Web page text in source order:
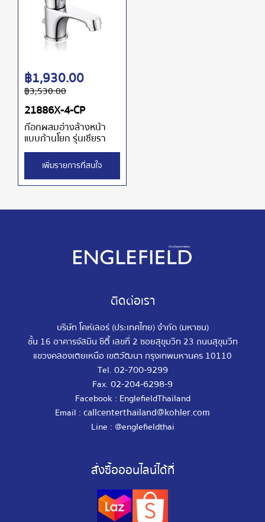
21886X-4-CP
ก๊อกผสมอ่างล้างหน้า
แบบก้านโยก รุ่นเซียรา
฿3,530.00
฿1,930.00
เพิ่มรายการที่สนใจ
ติดต่อเรา
บริษัท โคห์เลอร์ (ประเทศไทย) จำกัด (มหาชน)
ชั้น 16 อาคารจัสมิน ซิตี้ เลขที่ 2 ซอยสุขุมวิท 23 ถนนสุขุมวิท
แขวงคลองเตยเหนือ เขตวัฒนา กรุงเทพมหานคร 10110
Tel. 02-700-9299
Fax. 02-204-6298-9
Facebook : EnglefieldThailand
Email : callcenterthailand@kohler.com
Line : @englefieldthai
สั่งซื้อออนไลน์ได้ที่